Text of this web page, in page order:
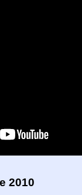
2010